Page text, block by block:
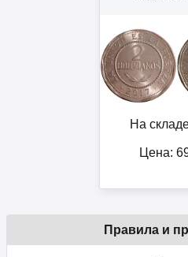
На
Цена:
Правила и